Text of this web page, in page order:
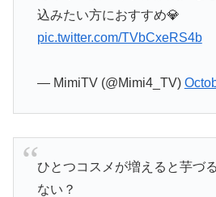
込みたい方におすすめ💎
pic.twitter.com/TVbCxeRS4b
— MimiTV (@Mimi4_TV)
ひとつコスメが増えると芋づ
ない？